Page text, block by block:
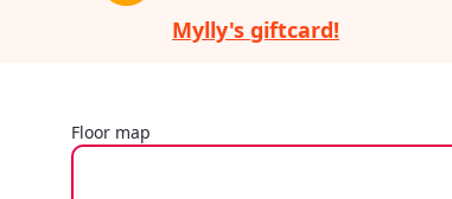
Mylly's giftcard!
Floor map